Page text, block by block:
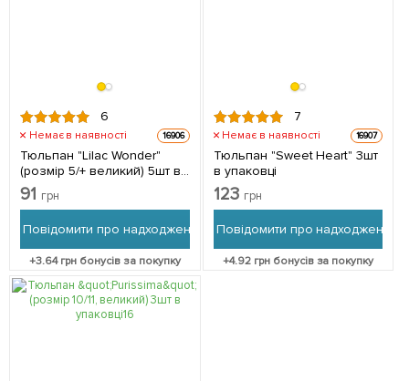
6
Немає в наявності 16906
Тюльпан "Lilac Wonder"
(розмір 5/+ великий) 5шт в
упаковці
91 грн
Повідомити про надходження
+3.64грн бонусів за покупку
7
Немає в наявності 16907
Тюльпан "Sweet Heart" 3шт
в упаковці
123 грн
Повідомити про надходження
+4.92грн бонусів за покупку